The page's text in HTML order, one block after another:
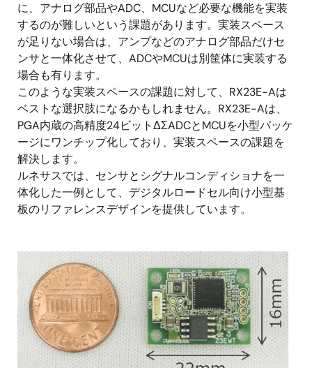
に、アナログ部品やADC、MCUなど必要な機能を実装
するのが難しいという課題があります。実装スペース
が足りない場合は、アンプなどのアナログ部品だけセ
ンサと一体化させて、ADCやMCUは別筐体に実装する
場合も有ります。
このような実装スペースの課題に対して、RX23E-Aは
ベストな選択肢になるかもしれません。RX23E-Aは、
PGA内蔵の高精度24ビットΔΣADCとMCUを小型パッケ
ージにワンチップ化しており、実装スペースの課題を
解決します。
ルネサスでは、センサとシグナルコンディショナを一
体化した一例として、デジタルロードセル向け小型基
板のリファレンスデザインを提供しています。
画
像